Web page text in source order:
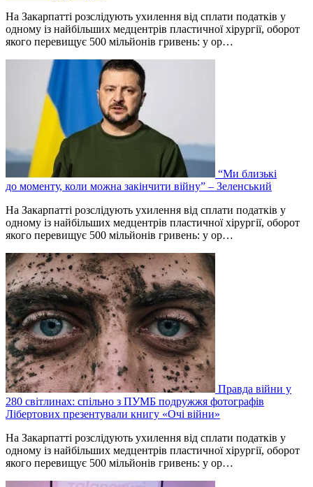
На Закарпатті розслідують ухилення від сплати податків у
одному із найбільших медцентрів пластичної хірургії, оборот
якого перевищує 500 мільйонів гривень: у ор…
“Ми близькі
до моменту, коли можна закінчити війну” – Зеленський
На Закарпатті розслідують ухилення від сплати податків у
одному із найбільших медцентрів пластичної хірургії, оборот
якого перевищує 500 мільйонів гривень: у ор…
Правда війни у
280 світлинах: спільно з ПУМБ подружжя фотографів
Лібертових презентували книгу «Очі війни»
На Закарпатті розслідують ухилення від сплати податків у
одному із найбільших медцентрів пластичної хірургії, оборот
якого перевищує 500 мільйонів гривень: у ор…